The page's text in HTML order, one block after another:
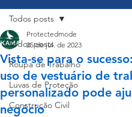
Todos posts
Roupa de Trabalho
Luvas de Proteção
Construção Civil
Todos posts
Vista-se para o
uso de vestuário de
personalizado pode
negócio
Protectedmode
25 de jul. de 2023